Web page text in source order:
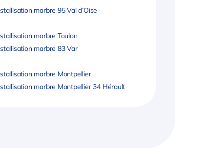
marbre 95 Val d’Oise
marbre Toulon
marbre 83 Var
marbre Montpellier
marbre Montpellier 34 Hérault